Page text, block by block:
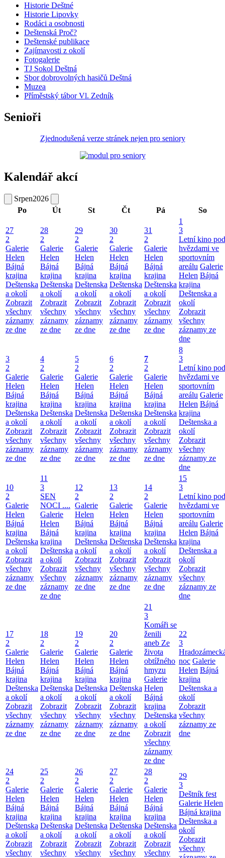
Historie Deštné
Historie Lipovky
Rodáci a osobnosti
Deštenská Proč?
Deštenské publikace
Zajímavosti z okolí
Fotogalerie
TJ Sokol Deštná
Sbor dobrovolných hasičů Deštná
Muzea
Příměstský tábor Vl. Zedník
Senioři
Zjednodušená verze stránek nejen pro seniory
Kalendář akcí
Srpen2026
Po
Út St Čt Pá So
27
2
Galerie
Helen
Bájná
krajina
Deštenska
a okolí
Zobrazit
všechny
záznamy
ze dne
28
2
Galerie
Helen
Bájná
krajina
Deštenska
a okolí
Zobrazit
všechny
záznamy
ze dne
29
2
Galerie
Helen
Bájná
krajina
Deštenska
a okolí
Zobrazit
všechny
záznamy
ze dne
30
2
Galerie
Helen
Bájná
krajina
Deštenska
a okolí
Zobrazit
všechny
záznamy
ze dne
31
2
Galerie
Helen
Bájná
krajina
Deštenska
a okolí
Zobrazit
všechny
záznamy
ze dne
1
3
Letní kino pod
hvězdami ve
sportovním
areálu Galerie
Helen Bájná
krajina
Deštenska a
okolí
Zobrazit
všechny
záznamy ze
dne
3
2
Galerie
Helen
Bájná
krajina
Deštenska
a okolí
Zobrazit
všechny
záznamy
ze dne
4
2
Galerie
Helen
Bájná
krajina
Deštenska
a okolí
Zobrazit
všechny
záznamy
ze dne
5
2
Galerie
Helen
Bájná
krajina
Deštenska
a okolí
Zobrazit
všechny
záznamy
ze dne
6
2
Galerie
Helen
Bájná
krajina
Deštenska
a okolí
Zobrazit
všechny
záznamy
ze dne
7
2
Galerie
Helen
Bájná
krajina
Deštenska
a okolí
Zobrazit
všechny
záznamy
ze dne
8
3
Letní kino pod
hvězdami ve
sportovním
areálu Galerie
Helen Bájná
krajina
Deštenska a
okolí
Zobrazit
všechny
záznamy ze
dne
10
2
Galerie
Helen
Bájná
krajina
Deštenska
a okolí
Zobrazit
všechny
záznamy
ze dne
11
3
SEN
NOCI ....
Galerie
Helen
Bájná
krajina
Deštenska
a okolí
Zobrazit
všechny
záznamy
ze dne
12
2
Galerie
Helen
Bájná
krajina
Deštenska
a okolí
Zobrazit
všechny
záznamy
ze dne
13
2
Galerie
Helen
Bájná
krajina
Deštenska
a okolí
Zobrazit
všechny
záznamy
ze dne
14
2
Galerie
Helen
Bájná
krajina
Deštenska
a okolí
Zobrazit
všechny
záznamy
ze dne
15
3
Letní kino pod
hvězdami ve
sportovním
areálu Galerie
Helen Bájná
krajina
Deštenska a
okolí
Zobrazit
všechny
záznamy ze
dne
17
2
Galerie
Helen
Bájná
krajina
Deštenska
a okolí
Zobrazit
všechny
záznamy
ze dne
18
2
Galerie
Helen
Bájná
krajina
Deštenska
a okolí
Zobrazit
všechny
záznamy
ze dne
19
2
Galerie
Helen
Bájná
krajina
Deštenska
a okolí
Zobrazit
všechny
záznamy
ze dne
20
2
Galerie
Helen
Bájná
krajina
Deštenska
a okolí
Zobrazit
všechny
záznamy
ze dne
21
3
Komáři se
ženili
aneb Ze
života
obtížného
hmyzu
Galerie
Helen
Bájná
krajina
Deštenska
a okolí
Zobrazit
všechny
záznamy
ze dne
22
3
noc Galerie
Helen Bájná
krajina
Deštenska a
okolí
Zobrazit
všechny
záznamy ze
dne
24
2
Galerie
Helen
Bájná
krajina
Deštenska
a okolí
Zobrazit
všechny
25
2
Galerie
Helen
Bájná
krajina
Deštenska
a okolí
Zobrazit
všechny
26
2
Galerie
Helen
Bájná
krajina
Deštenska
a okolí
Zobrazit
všechny
27
2
Galerie
Helen
Bájná
krajina
Deštenska
a okolí
Zobrazit
všechny
28
2
Galerie
Helen
Bájná
krajina
Deštenska
a okolí
Zobrazit
všechny
29
3
Deštník fest
Galerie Helen
Bájná krajina
Deštenska a
okolí
Zobrazit
všechny